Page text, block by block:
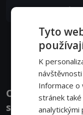
5. epizoda:Motýl a
Obsazení filmu
stínu jakuzy -
Tyto
K
Informace o
stránek také